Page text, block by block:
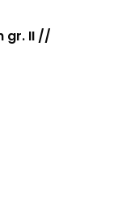
gr. II //